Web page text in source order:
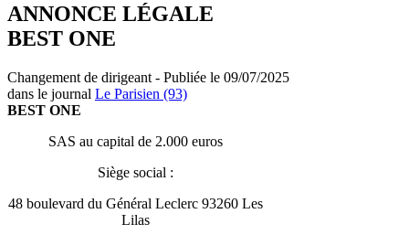
ANNONCE LÉGALE
BEST ONE
Changement de dirigeant - Publiée le 09/07/2025
dans le journal Le Parisien (93)
BEST ONE
SAS au capital de 2.000 euros
Siège social :
48 boulevard du Général Leclerc 93260 Les
Lilas